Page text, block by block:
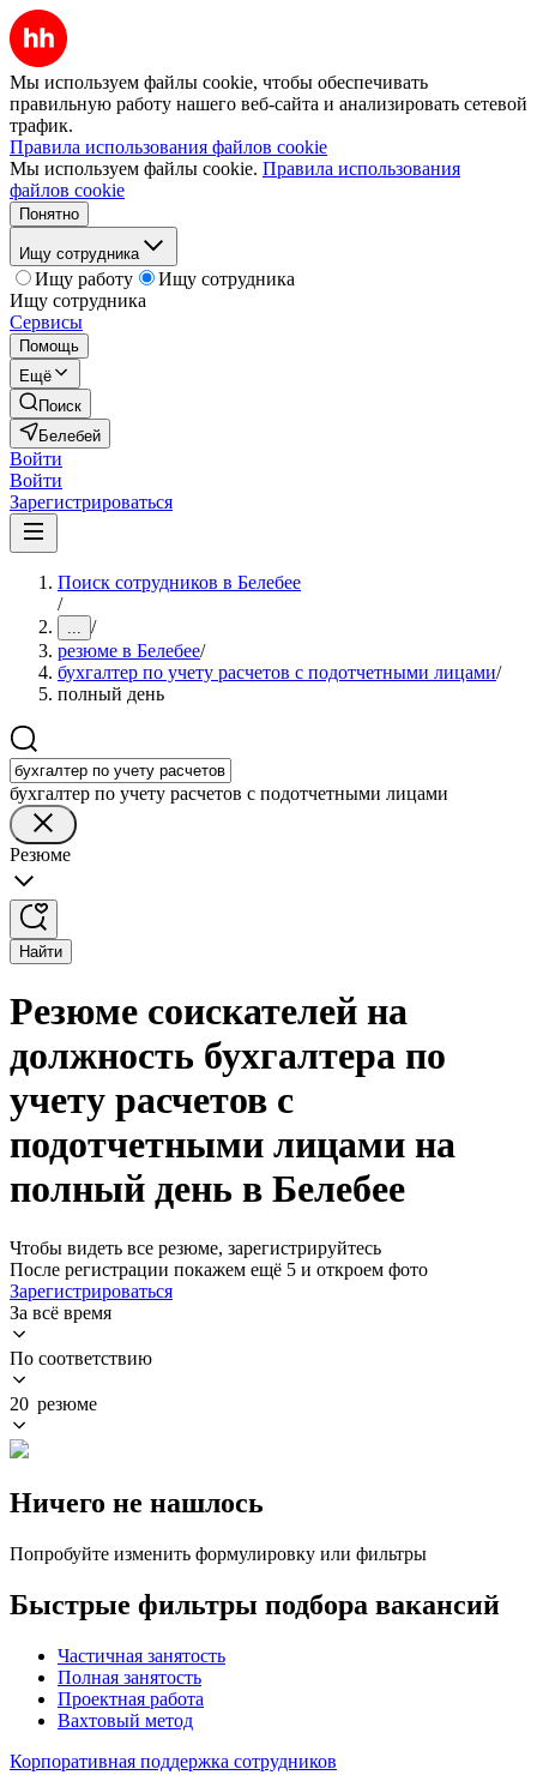
Мы используем файлы cookie, чтобы обеспечивать
правильную работу нашего веб-сайта и анализировать сетевой
трафик.
Правила использования файлов cookie
Мы используем файлы cookie. Правила использования
файлов cookie
Понятно
Ищу сотрудника
Ищу работу
Ищу сотрудника
Ищу сотрудника
Сервисы
Помощь
Ещё
Поиск
Белебей
Войти
Войти
Зарегистрироваться
Поиск сотрудников в Белебее
/
... /
резюме в Белебее/
бухгалтер по учету расчетов с подотчетными лицами/
полный день
бухгалтер по учету расчетов с подотчетными лицами
Резюме
Найти
Резюме соискателей на
должность бухгалтера по
учету расчетов с
подотчетными лицами на
полный день в Белебее
Чтобы видеть все резюме, зарегистрируйтесь
После регистрации покажем ещё 5 и откроем фото
Зарегистрироваться
За всё время
По соответствию
20 резюме
Ничего не нашлось
Попробуйте изменить формулировку или фильтры
Быстрые фильтры подбора вакансий
Частичная занятость
Полная занятость
Проектная работа
Вахтовый метод
Корпоративная поддержка сотрудников